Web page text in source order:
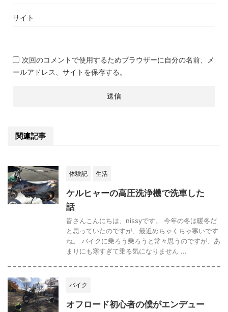
サイト
次回のコメントで使用するためブラウザーに自分の名前、メ
ールアドレス、サイトを保存する。
関連記事
体験記 生活
ケルヒャーの高圧洗浄機で洗車した
話
皆さんこんにちは、nissyです。 今年の冬は暖冬だ
と思っていたのですが、最近めちゃくちゃ寒いです
ね。 バイクに乗ろう乗ろうと常々思うのですが、あ
まりにも寒すぎて乗る気になりません ...
バイク
オフロード初心者の僕がエンデュー